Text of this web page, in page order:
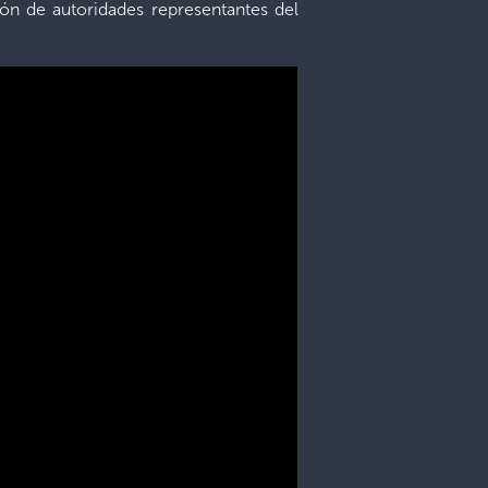
de autoridades representantes del